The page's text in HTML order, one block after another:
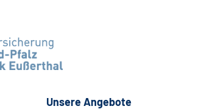
Unsere Angebote